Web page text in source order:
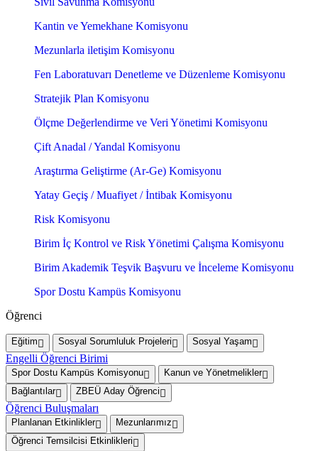
Kantin ve Yemekhane Komisyonu
Mezunlarla iletişim Komisyonu
Fen Laboratuvarı Denetleme ve Düzenleme Komisyonu
Stratejik Plan Komisyonu
Ölçme Değerlendirme ve Veri Yönetimi Komisyonu
Çift Anadal / Yandal Komisyonu
Araştırma Geliştirme (Ar-Ge) Komisyonu
Yatay Geçiş / Muafiyet / İntibak Komisyonu
Risk Komisyonu
Birim İç Kontrol ve Risk Yönetimi Çalışma Komisyonu
Birim Akademik Teşvik Başvuru ve İnceleme Komisyonu
Spor Dostu Kampüs Komisyonu
Öğrenci
Eğitim Sosyal Sorumluluk Projeleri Sosyal Yaşam
Engelli Öğrenci Birimi
Spor Dostu Kampüs Komisyonu
Kanun ve Yönetmelikler
Bağlantılar
ZBEÜ Aday Öğrenci
Öğrenci Buluşmaları
Planlanan Etkinlikler
Mezunlarımız
Öğrenci Temsilcisi Etkinlikleri